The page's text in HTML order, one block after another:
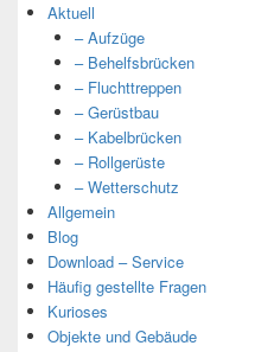
Aktuell
– Aufzüge
– Behelfsbrücken
– Fluchttreppen
– Gerüstbau
– Kabelbrücken
– Rollgerüste
– Wetterschutz
Allgemein
Blog
Download – Service
Häufig gestellte Fragen
Kurioses
Objekte und Gebäude